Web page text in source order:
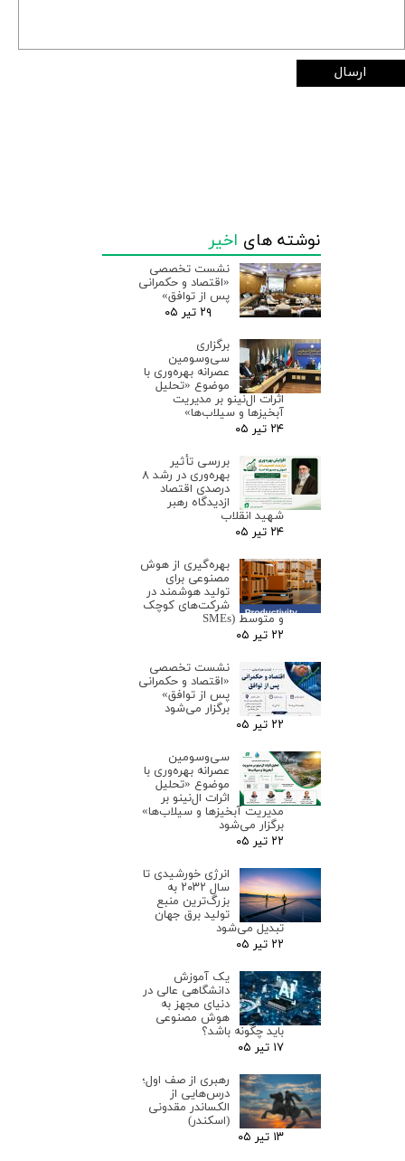
ارسال
نوشته های اخیر
نشست تخصصی
«اقتصاد و حکمرانی
پس از توافق»
۲۹ تیر ۰۵
برگزاری
سی‌وسومین
عصرانه بهره‌وری با
موضوع «تحلیل
اثرات ال‌نینو بر مدیریت
آبخیزها و سیلاب‌ها»
۲۴ تیر ۰۵
بررسی تأثیر
بهره‌وری در رشد ۸
درصدی اقتصاد
ازدیدگاه رهبر
شهید انقلاب
۲۴ تیر ۰۵
بهره‌گیری از هوش
مصنوعی برای
تولید هوشمند در
شرکت‌های کوچک
و متوسط (SMEs
۲۲ تیر ۰۵
نشست تخصصی
«اقتصاد و حکمرانی
پس از توافق»
برگزار می‌شود
۲۲ تیر ۰۵
سی‌وسومین
عصرانه بهره‌وری با
موضوع «تحلیل
اثرات ال‌نینو بر
مدیریت آبخیزها و سیلاب‌ها»
برگزار می‌شود
۲۲ تیر ۰۵
انرژی خورشیدی تا
سال ۲۰۳۲ به
بزرگ‌ترین منبع
تولید برق جهان
تبدیل می‌شود
۲۲ تیر ۰۵
یک آموزش
دانشگاهی عالی در
دنیای مجهز به
هوش مصنوعی
باید چگونه باشد؟
۱۷ تیر ۰۵
رهبری از صف اول؛
درس‌هایی از
الکساندر مقدونی
(اسکندر)
۱۳ تیر ۰۵